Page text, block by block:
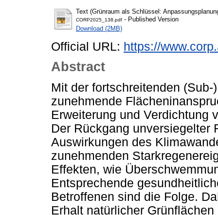
Text (Grünraum als Schlüssel:
CORP2025_138.pdf - Published Version
Download (2MB)
Official URL: https://
Abstract
Mit der fortschreitenden
zunehmende
Erweiterung und Verdichtung
Der Rückgang unversiegelter
Auswirkungen des
zunehmenden
Effekten, wie
Entsprechende
Betroffenen sind die Folge.
Erhalt natürlicher